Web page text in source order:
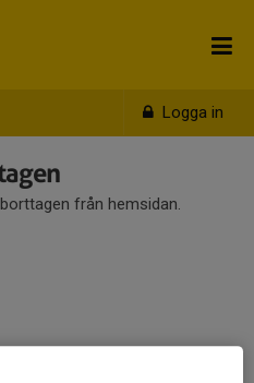
Logga in
från hemsidan.